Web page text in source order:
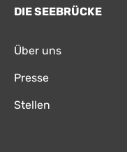
DIE SEEBRÜCKE
Über uns
Presse
Stellen